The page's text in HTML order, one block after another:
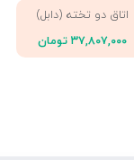
اتاق دو تخته (دابل)
۳۷,۸۰۷,۰۰۰ تومان